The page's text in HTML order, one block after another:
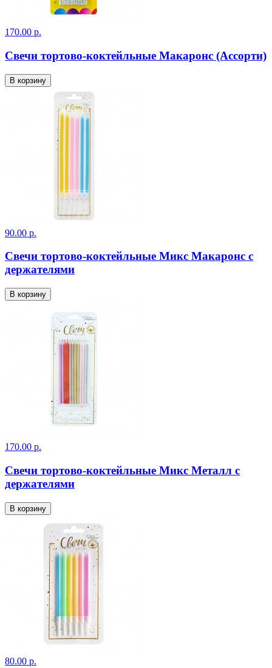
170.00 р.
Свечи тортово-коктейльные Макаронс (Ассорти)
В корзину
90.00 р.
Свечи тортово-коктейльные Микс Макаронс с
держателями
В корзину
170.00 р.
Свечи тортово-коктейльные Микс Металл с
держателями
В корзину
80.00 р.